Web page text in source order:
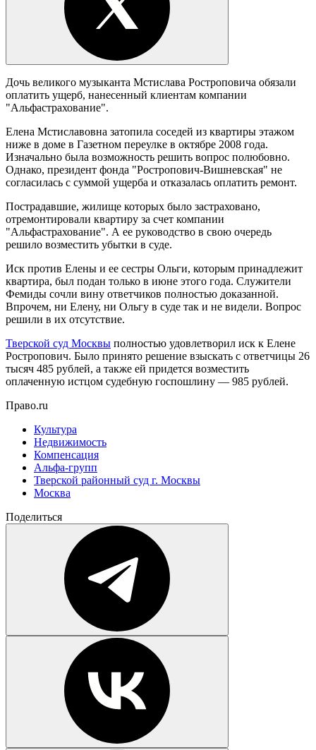
Дочь великого музыканта Мстислава Ростроповича обязали
оплатить ущерб, нанесенный клиентам компании
"Альфастрахование".
Елена Мстиславовна затопила соседей из квартиры этажом
ниже в доме в Газетном переулке в октябре 2008 года.
Изначально была возможность решить вопрос полюбовно.
Однако, президент фонда "Ростропович-Вишневская" не
согласилась с суммой ущерба и отказалась оплатить ремонт.
Пострадавшие, жилище которых было застраховано,
отремонтировали квартиру за счет компании
"Альфастрахование". А ее руководство в свою очередь
решило возместить убытки в суде.
Иск против Елены и ее сестры Ольги, которым принадлежит
квартира, был подан только в июне этого года. Служители
Фемиды сочли вину ответчиков полностью доказанной.
Впрочем, ни Елену, ни Ольгу в суде так и не видели. Вопрос
решили в их отсутствие.
Тверской суд Москвы полностью удовлетворил иск к Елене
Ростропович. Было принято решение взыскать с ответчицы 26
тысяч 485 рублей, а также ей придется возместить
оплаченную истцом судебную госпошлину — 985 рублей.
Право.ru
Культура
Недвижимость
Компенсация
Альфа-групп
Тверской районный суд г. Москвы
Москва
Поделиться